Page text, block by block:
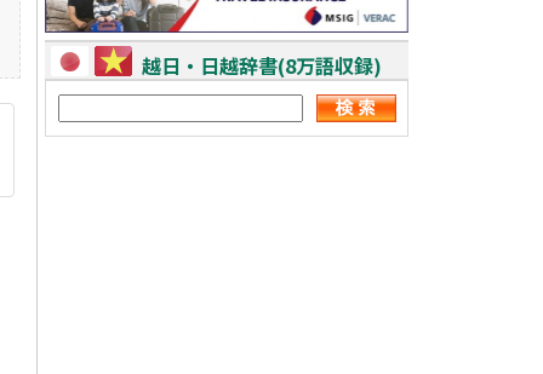
越日・日越辞書(8万語収録)